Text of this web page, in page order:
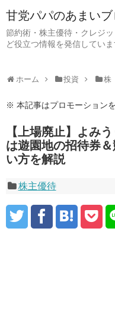
甘党パパのあまい
節約術・株主優待・クレジ
ど役立つ情報を発信していま
ホーム 投資 株
※ 本記事はプロモーション
【上場廃止】よみ
は遊園地の招待券
い方を解説
株主優待